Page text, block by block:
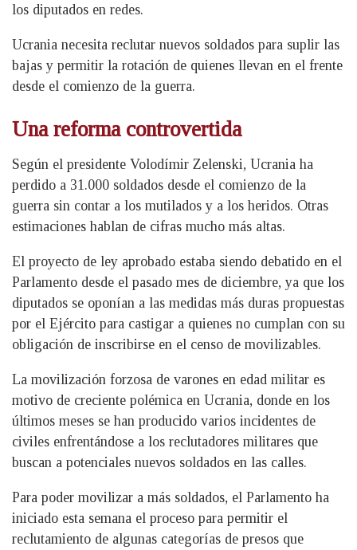
los diputados en redes.
Ucrania necesita reclutar nuevos soldados para suplir las
bajas y permitir la rotación de quienes llevan en el frente
desde el comienzo de la guerra.
Una reforma controvertida
Según el presidente Volodímir Zelenski, Ucrania ha
perdido a 31.000 soldados desde el comienzo de la
guerra sin contar a los mutilados y a los heridos. Otras
estimaciones hablan de cifras mucho más altas.
El proyecto de ley aprobado estaba siendo debatido en el
Parlamento desde el pasado mes de diciembre, ya que los
diputados se oponían a las medidas más duras propuestas
por el Ejército para castigar a quienes no cumplan con su
obligación de inscribirse en el censo de movilizables.
La movilización forzosa de varones en edad militar es
motivo de creciente polémica en Ucrania, donde en los
últimos meses se han producido varios incidentes de
civiles enfrentándose a los reclutadores militares que
buscan a potenciales nuevos soldados en las calles.
Para poder movilizar a más soldados, el Parlamento ha
iniciado esta semana el proceso para permitir el
reclutamiento de algunas categorías de presos que